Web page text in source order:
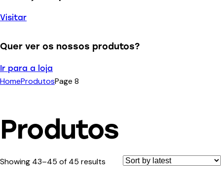
Visitar
Quer ver os nossos produtos?
Ir para a loja
HomeProdutosPage 8
Produtos
Showing 43–45 of 45 results